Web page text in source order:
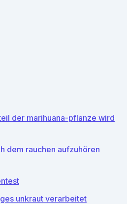
der marihuana-pflanze wird
dem rauchen aufzuhören
unkraut verarbeitet